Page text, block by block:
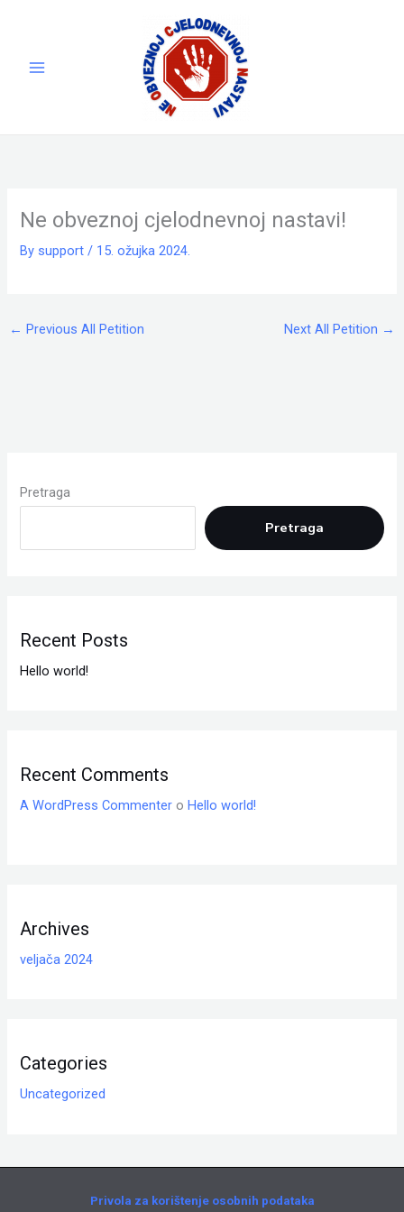
Ne obveznoj cjelodnevnoj nastavi!
By support/ 15. ožujka 2024.
← Previous All Petition Next All Petition →
Pretraga
Pretraga
Recent Posts
Hello world!
Recent Comments
A WordPress Commenter oHello world!
Archives
veljača 2024
Categories
Uncategorized
Privola za korištenje osobnih podataka